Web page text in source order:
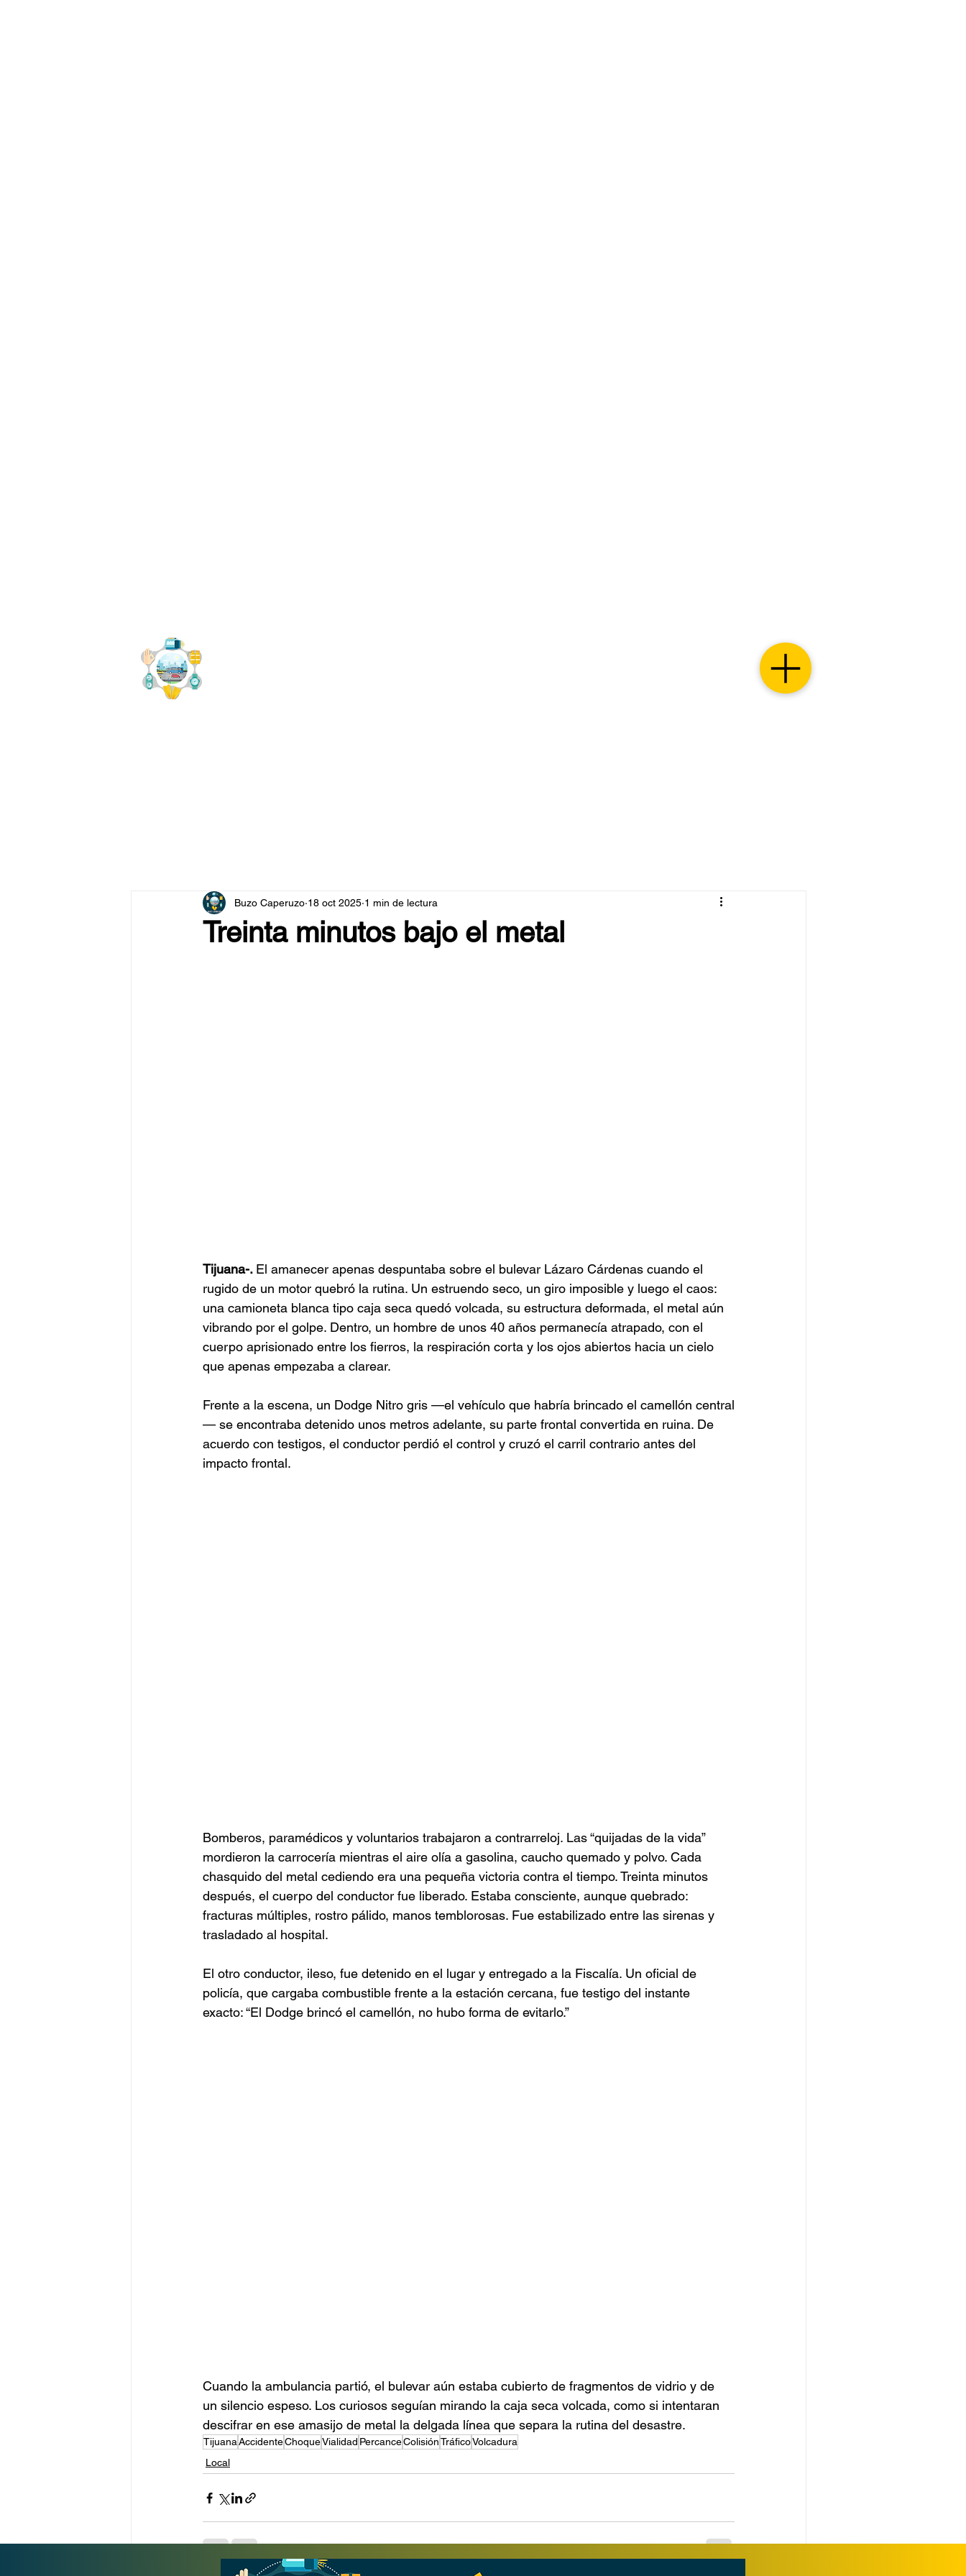
Treinta minutos bajo el metal
Buzo Caperuzo 18 oct 2025 1 min de lectura
Tijuana-. El amanecer apenas despuntaba sobre el bulevar Lázaro Cárdenas cuando el
rugido de un motor quebró la rutina. Un estruendo seco, un giro imposible y luego el caos:
una camioneta blanca tipo caja seca quedó volcada, su estructura deformada, el metal aún
vibrando por el golpe. Dentro, un hombre de unos 40 años permanecía atrapado, con el
cuerpo aprisionado entre los fierros, la respiración corta y los ojos abiertos hacia un cielo
que apenas empezaba a clarear.
Frente a la escena, un Dodge Nitro gris —el vehículo que habría brincado el camellón central
— se encontraba detenido unos metros adelante, su parte frontal convertida en ruina. De
acuerdo con testigos, el conductor perdió el control y cruzó el carril contrario antes del
impacto frontal.
Bomberos, paramédicos y voluntarios trabajaron a contrarreloj. Las “quijadas de la vida”
mordieron la carrocería mientras el aire olía a gasolina, caucho quemado y polvo. Cada
chasquido del metal cediendo era una pequeña victoria contra el tiempo. Treinta minutos
después, el cuerpo del conductor fue liberado. Estaba consciente, aunque quebrado:
fracturas múltiples, rostro pálido, manos temblorosas. Fue estabilizado entre las sirenas y
trasladado al hospital.
El otro conductor, ileso, fue detenido en el lugar y entregado a la Fiscalía. Un oficial de
policía, que cargaba combustible frente a la estación cercana, fue testigo del instante
exacto: “El Dodge brincó el camellón, no hubo forma de evitarlo.”
Cuando la ambulancia partió, el bulevar aún estaba cubierto de fragmentos de vidrio y de
un silencio espeso. Los curiosos seguían mirando la caja seca volcada, como si intentaran
descifrar en ese amasijo de metal la delgada línea que separa la rutina del desastre.
TijuanaAccidenteChoqueVialidad PercanceColisiónTráficoVolcadura
Local